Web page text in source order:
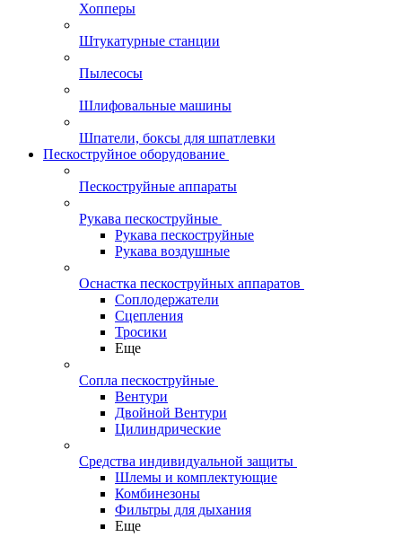
Хопперы
Штукатурные станции
Пылесосы
Шлифовальные машины
Шпатели, боксы для шпатлевки
Пескоструйное оборудование
Пескоструйные аппараты
Рукава пескоструйные
Рукава пескоструйные
Рукава воздушные
Оснастка пескоструйных аппаратов
Соплодержатели
Сцепления
Тросики
Еще
Сопла пескоструйные
Вентури
Двойной Вентури
Цилиндрические
Средства индивидуальной защиты
Шлемы и комплектующие
Комбинезоны
Фильтры для дыхания
Еще